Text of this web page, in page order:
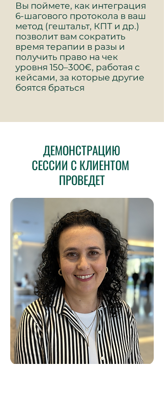
Вы поймете, как интеграция
6-шагового протокола в ваш
метод (гештальт, КПТ и др.)
позволит вам сократить
время терапии в разы и
получить право на чек
уровня 150–300€, работая с
кейсами, за которые другие
боятся браться
ДЕМОНСТРАЦИЮ
СЕССИИ С КЛИЕНТОМ
ПРОВЕДЕТ